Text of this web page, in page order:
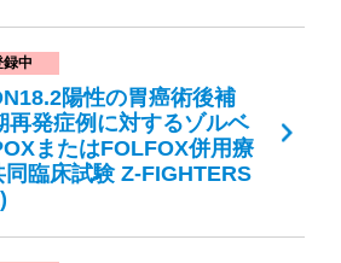
録中
陽性の胃癌術後補
再発症例に対するゾルベ
またはFOLFOX併用療
臨床試験 Z-FIGHTERS